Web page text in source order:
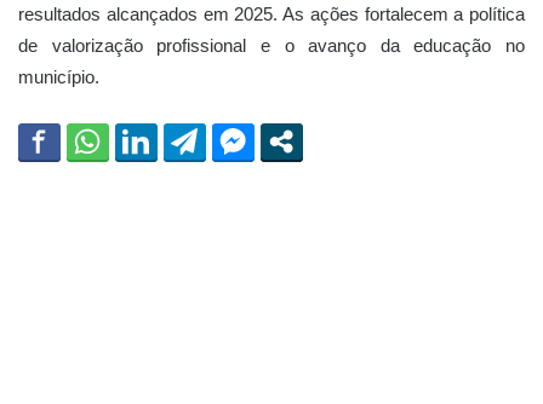
resultados alcançados em 2025. As ações fortalecem a política
de valorização profissional e o avanço da educação no
município.